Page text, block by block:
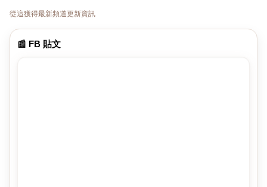
從這獲得最新頻道更新資訊
📰 FB 貼文